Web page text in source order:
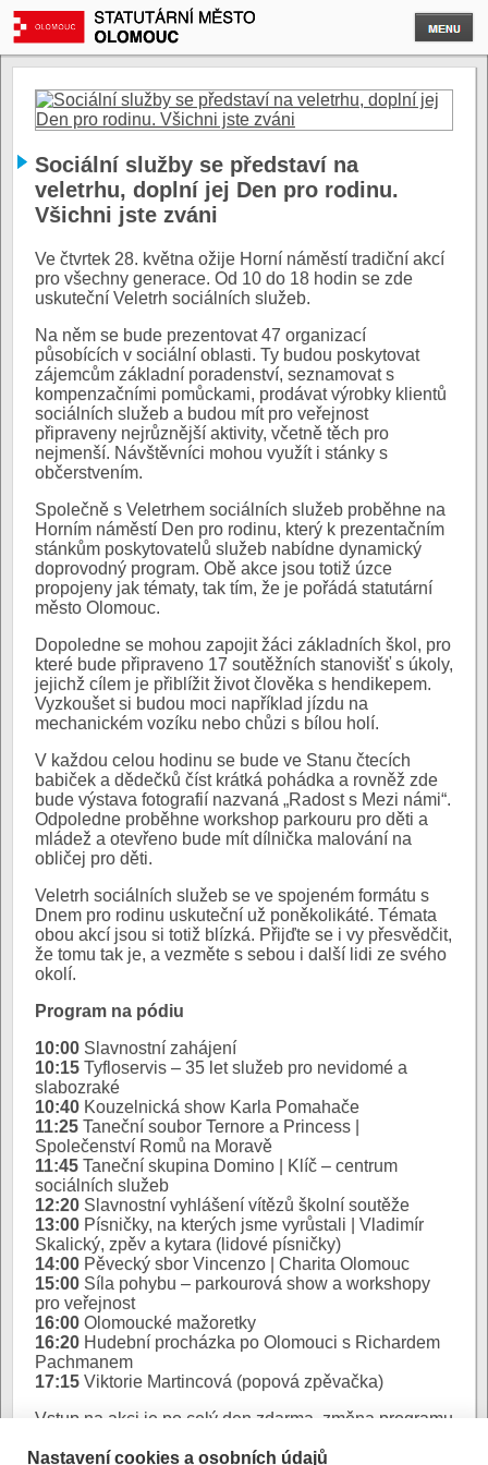
Sociální služby se představí na
veletrhu, doplní jej Den pro rodinu.
Všichni jste zváni
Ve čtvrtek 28. května ožije Horní náměstí tradiční akcí
pro všechny generace. Od 10 do 18 hodin se zde
uskuteční Veletrh sociálních služeb.
Na něm se bude prezentovat 47 organizací
působících v sociální oblasti. Ty budou poskytovat
zájemcům základní poradenství, seznamovat s
kompenzačními pomůckami, prodávat výrobky klientů
sociálních služeb a budou mít pro veřejnost
připraveny nejrůznější aktivity, včetně těch pro
nejmenší. Návštěvníci mohou využít i stánky s
občerstvením.
Společně s Veletrhem sociálních služeb proběhne na
Horním náměstí Den pro rodinu, který k prezentačním
stánkům poskytovatelů služeb nabídne dynamický
doprovodný program. Obě akce jsou totiž úzce
propojeny jak tématy, tak tím, že je pořádá statutární
město Olomouc.
Dopoledne se mohou zapojit žáci základních škol, pro
které bude připraveno 17 soutěžních stanovišť s úkoly,
jejichž cílem je přiblížit život člověka s hendikepem.
Vyzkoušet si budou moci například jízdu na
mechanickém vozíku nebo chůzi s bílou holí.
V každou celou hodinu se bude ve Stanu čtecích
babiček a dědečků číst krátká pohádka a rovněž zde
bude výstava fotografií nazvaná „Radost s Mezi námi“.
Odpoledne proběhne workshop parkouru pro děti a
mládež a otevřeno bude mít dílnička malování na
obličej pro děti.
Veletrh sociálních služeb se ve spojeném formátu s
Dnem pro rodinu uskuteční už poněkolikáté. Témata
obou akcí jsou si totiž blízká. Přijďte se i vy přesvědčit,
že tomu tak je, a vezměte s sebou i další lidi ze svého
okolí.
Program na pódiu
10:00 Slavnostní zahájení
10:15 Tyfloservis – 35 let služeb pro nevidomé a
slabozraké
10:40 Kouzelnická show Karla Pomahače
11:25 Taneční soubor Ternore a Princess |
Společenství Romů na Moravě
11:45 Taneční skupina Domino | Klíč – centrum
sociálních služeb
12:20 Slavnostní vyhlášení vítězů školní soutěže
13:00 Písničky, na kterých jsme vyrůstali | Vladimír
Skalický, zpěv a kytara (lidové písničky)
14:00 Pěvecký sbor Vincenzo | Charita Olomouc
15:00 Síla pohybu – parkourová show a workshopy
pro veřejnost
16:00 Olomoucké mažoretky
16:20 Hudební procházka po Olomouci s Richardem
Pachmanem
17:15 Viktorie Martincová (popová zpěvačka)
Vstup na akci je po celý den zdarma, změna programu
pořádá statutární město Olomouc. Za spolupráci
Nastavení cookies a osobních údajů